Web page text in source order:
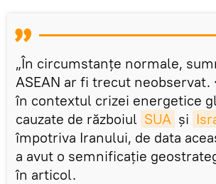
„În circumstanțe normale,
ASEAN ar fi trecut
în contextul crizei energetice
cauzate de războiul SUA și
împotriva Iranului, de data
a avut o semnificație
în articol.